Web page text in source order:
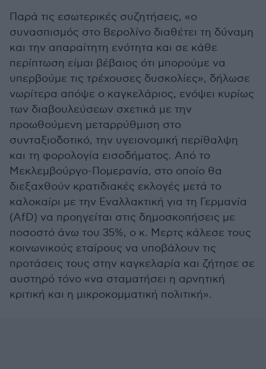
Παρά τις εσωτερικές συζητήσεις, «ο
συνασπισμός στο Βερολίνο διαθέτει τη δύναμη
και την απαραίτητη ενότητα και σε κάθε
περίπτωση είμαι βέβαιος ότι μπορούμε να
υπερβούμε τις τρέχουσες δυσκολίες», δήλωσε
νωρίτερα απόψε ο καγκελάριος, ενόψει κυρίως
των διαβουλεύσεων σχετικά με την
προωθούμενη μεταρρύθμιση στο
συνταξιοδοτικό, την υγειονομική περίθαλψη
και τη φορολογία εισοδήματος. Από το
Μεκλεμβούργο-Πομερανία, στο οποίο θα
διεξαχθούν κρατιδιακές εκλογές μετά το
καλοκαίρι με την Εναλλακτική για τη Γερμανία
(AfD) να προηγείται στις δημοσκοπήσεις με
ποσοστό άνω του 35%, ο κ. Μερτς κάλεσε τους
κοινωνικούς εταίρους να υποβάλουν τις
προτάσεις τους στην καγκελαρία και ζήτησε σε
αυστηρό τόνο «να σταματήσει η αρνητική
κριτική και η μικροκομματική πολιτική».